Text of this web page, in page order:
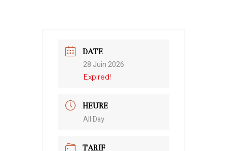
DATE
28 Juin 2026
Expired!
HEURE
All Day
TARIF